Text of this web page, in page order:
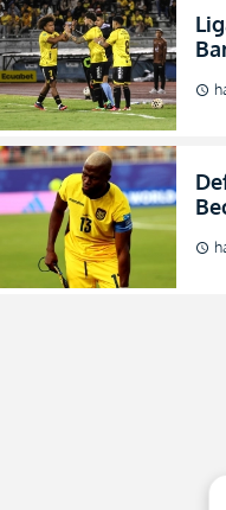
de
schedule
schedule